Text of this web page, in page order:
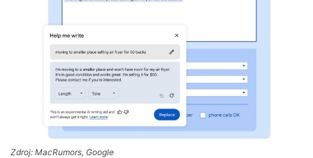
Zdroj: MacRumors, Google